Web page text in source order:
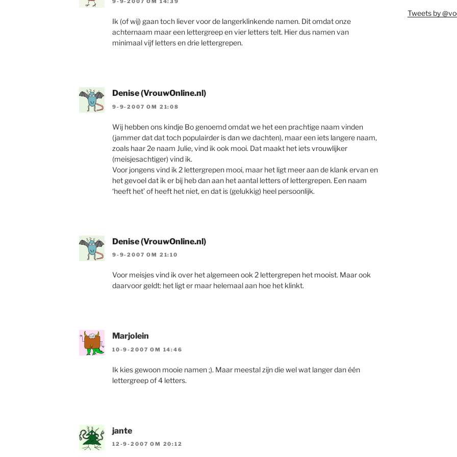
9-9-2007 OM 14:39
Ik (of wij) gaan toch liever voor de langerklinkende namen. Dit omdat onze
achternaam maar een lettergreep en vier letters telt. Hier dus namen van
minimaal vijf letters en drie lettergrepen.
Denise (VrouwOnline.nl)
9-9-2007 OM 21:08
Wij hebben ons kindje Bo genoemd omdat we het een prachtige naam vinden
(jammer dat dat toch populairder is dan we dachten), maar een iets langere naam,
zoals haar 2e naam Julie, vind ik ook mooi. Dat maakt het iets vrouwlijker
(meisjesachtiger) vind ik.
Voor jongens vind ik 2 lettergrepen mooi, maar het ligt meer aan de klank ervan en
het gevoel dat ik er bij heb dan aan het aantal letters of lettergrepen. Een naam
‘heeft het’ of heeft het niet, en dat is (gelukkig) heel persoonlijk.
Denise (VrouwOnline.nl)
9-9-2007 OM 21:10
Voor meisjes vind ik over het algemeen ook 2 lettergrepen het mooist. Maar ook
daarvoor geldt: het ligt er maar helemaal aan hoe het klinkt.
Marjolein
10-9-2007 OM 14:46
Ik kies gewoon mooie namen ;). Maar meestal zijn die wel wat langer dan één
lettergreep of 4 letters.
jante
12-9-2007 OM 20:12
Tweets by